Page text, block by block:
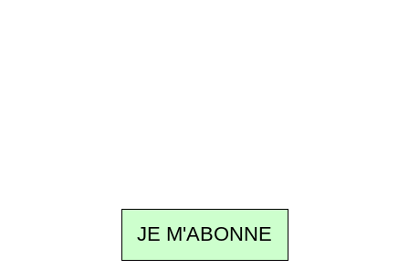
JE M'ABONNE